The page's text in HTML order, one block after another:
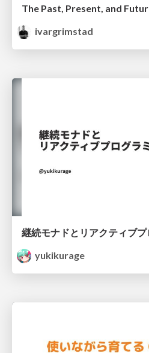
The Past, Present, and
ivargrimstad
継続モナドとリアクティブ
yukikurage